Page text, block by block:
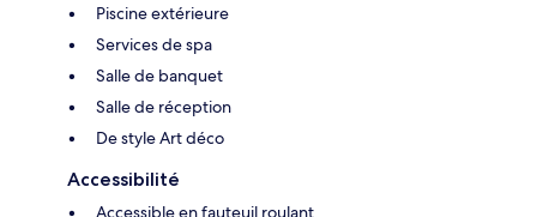
Piscine extérieure
Services de spa
Salle de banquet
Salle de réception
De style Art déco
Accessibilité
Accessible en fauteuil roulant